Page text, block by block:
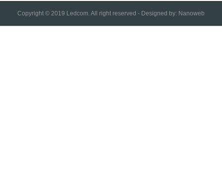
Copyright © 2019 Ledcom. All right reserved - Designed by: Nanoweb